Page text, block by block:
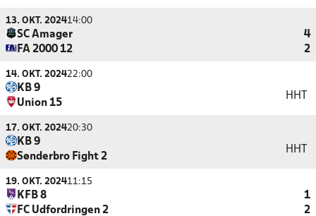
13. OKT. 202414:00
SC Amager
4
FA 2000 12
2
14. OKT. 202422:00
KB 9
Union 15
HHT
17. OKT. 202420:30
KB 9
Sønderbro Fight 2
HHT
19. OKT. 202411:15
KFB 8
1
FC Udfordringen 2
2